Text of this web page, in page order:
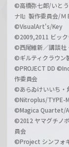
©高橋弥七郎/いと
ナII』製作委員会/Ｍ
©VisualArt's/Key
©2009,2011 ビック
©西尾維新／講談社
©ギルティクラウン
©PROJECT DD
作委員会
©あらゐけいいち・
©Nitroplus/TYPE-
©Magica Quartet/
©2012 ヤマグチノ
員会
©Project シンフォ